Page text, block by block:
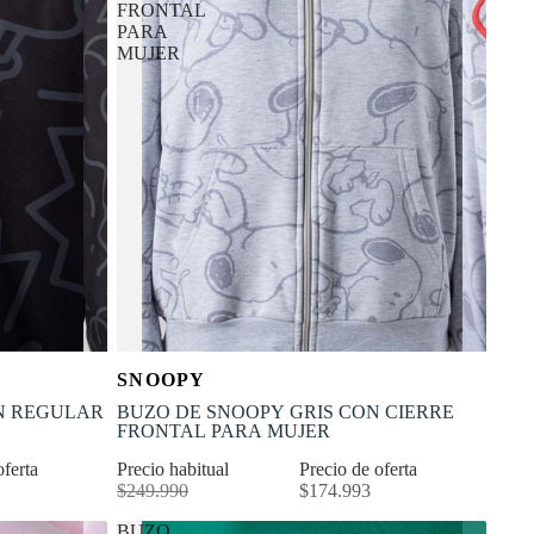
XL
REGULAR
FRONTAL
PARA
MUJER
-30% OFF
XS S M L XL
SNOOPY
BUZO DE SNOOPY GRIS CON CIERRE
FRONTAL PARA MUJER
Precio de oferta
$174.993
Precio habitual
$249.990